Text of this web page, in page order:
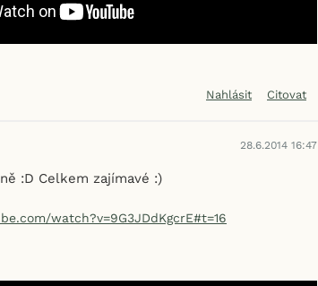
Nahlásit Citovat
28.6.2014 16:47
:D Celkem zajímavé :)
watch?v=9G3JDdKgcrE#t=16